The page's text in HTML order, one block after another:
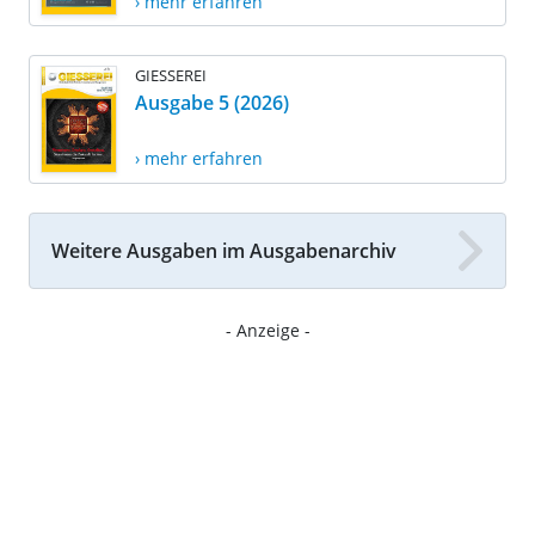
GIESSEREI
Ausgabe 5 (2026)
› mehr erfahren
Weitere Ausgaben im Ausgabenarchiv
- Anzeige -